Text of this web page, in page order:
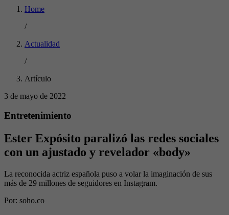
Home
/
Actualidad
/
Artículo
3 de mayo de 2022
Entretenimiento
Ester Expósito paralizó las redes sociales
con un ajustado y revelador «body»
La reconocida actriz española puso a volar la imaginación de sus
más de 29 millones de seguidores en Instagram.
Por: soho.co